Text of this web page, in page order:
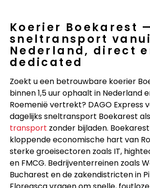
Koerier Boekarest
sneltransport
Nederland, direct
dedicated
Zoekt u een betrouwbare koerier
binnen 1,5 uur ophaalt in Nederland
Roemenië vertrekt? DAGO Express
dagelijks sneltransport Boekarest
transport zonder bijladen.
kloppende economische hart van
sterke groeisectoren zoals IT,
en FMCG. Bedrijventerreinen zoals
Bucharest en de zakendistricten in